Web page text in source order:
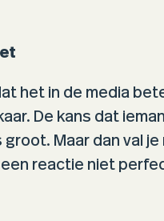
het in de media
De kans dat
Maar dan val je
reactie niet